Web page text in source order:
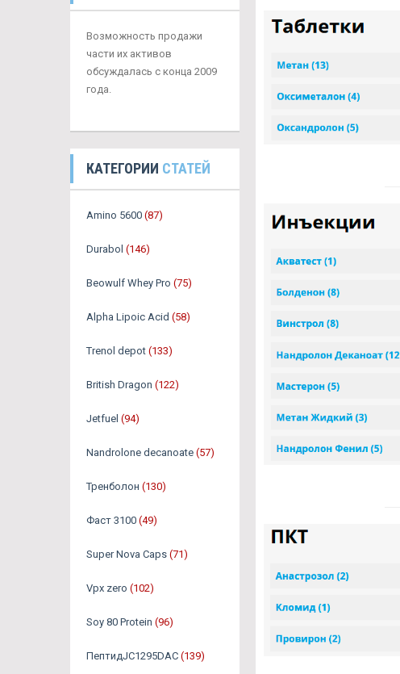
Возможность продажи
части их активов
обсуждалась с конца 2009
года.
КАТЕГОРИИ СТАТЕЙ
Amino 5600 (87)
Durabol (146)
Beowulf Whey Pro (75)
Alpha Lipoic Acid (58)
Trenol depot (133)
British Dragon (122)
Jetfuel (94)
Nandrolone decanoate (57)
Тренболон (130)
Фаст 3100 (49)
Super Nova Caps (71)
Vpx zero (102)
Soy 80 Protein (96)
ПептидJC1295DAC (139)